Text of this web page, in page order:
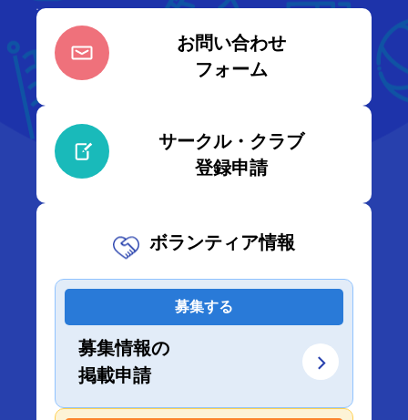
お問い合わせ
フォーム
サークル・クラブ
登録申請
ボランティア情報
募集する
募集情報の
掲載申請